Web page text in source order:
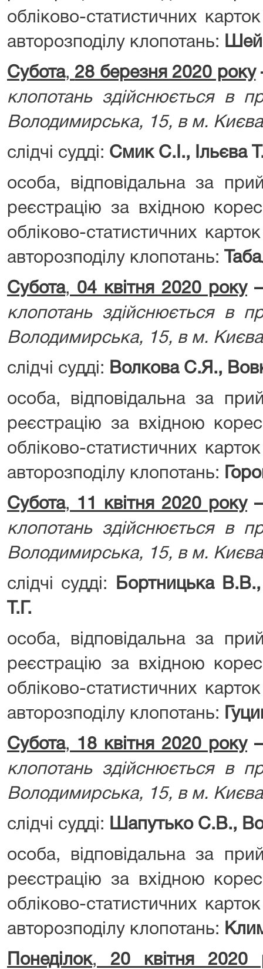
обліково-статистичних
авторозподілу клопотань:
Субота,28 березня 2020 року
клопотань здійснюється в
Володимирська, 15, в м.
слідчі судді: Смик С.І., Ільєва
особа, відповідальна за
реєстрацію за вхідною
обліково-статистичних
авторозподілу клопотань:
Субота, 04 квітня 2020 року
клопотань здійснюється в
Володимирська, 15, в м.
слідчі судді: Волкова С.Я.,
особа, відповідальна за
реєстрацію за вхідною
обліково-статистичних
авторозподілу клопотань:
Субота, 11 квітня 2020 року
клопотань здійснюється в
Володимирська, 15, в м.
слідчі судді: Бортницька
Т.Г.
особа, відповідальна за
реєстрацію за вхідною
обліково-статистичних
авторозподілу клопотань:
Субота, 18 квітня 2020 року
клопотань здійснюється в
Володимирська, 15, в м.
слідчі судді: Шапутько С.В.,
особа, відповідальна за
реєстрацію за вхідною
обліково-статистичних
авторозподілу клопотань:
Понеділок, 20 квітня 2020